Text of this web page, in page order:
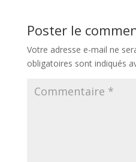
Poster le
Votre adresse e-mail ne
obligatoires sont indiqués